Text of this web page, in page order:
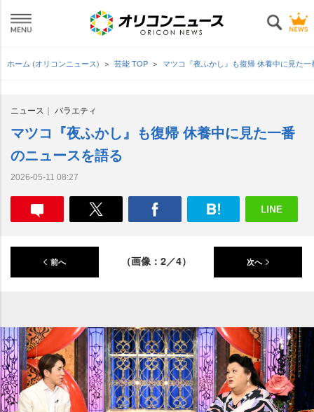
ホーム (オリコンニュース) 芸能 TOP マツコ『夜ふかし』も復帰 休養中に見た
ニュース バラエティ
マツコ『夜ふかし』も復帰 休養中に見た一番
のニュースを語る
2026-05-11 08:27
前へ （画像：2／4） 次へ